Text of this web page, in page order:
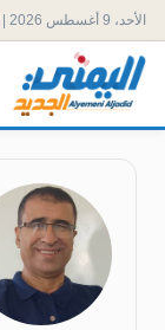
الأحد، 9 أغسطس 2026 | الموافق ٢٤ صفر ١٤٤٨ هـ